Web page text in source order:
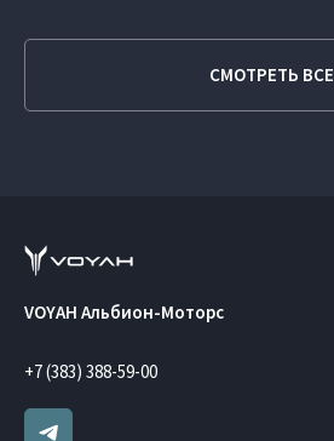
СМОТРЕТЬ ВСЕ
VOYAH Альбион-Моторс
+7 (383) 388-59-00